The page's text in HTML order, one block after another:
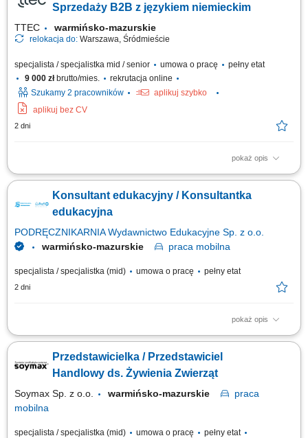
umówionych przez The Point. Umawianiem i przeprowadzaniem rozmów
Sprzedaży B2B z językiem niemieckim
TTEC warmińsko-mazurskie
relokacja do: Warszawa, Śródmieście
specjalista / specjalistka mid / senior umowa o pracę
pełny etat
9 000 złbrutto/mies.
rekrutacja online
Szukamy 2 pracowników
aplikuj szybko
aplikuj bez CV
2 dni
pokaż opis
Opis stanowiska wyszukiwanie i analizowanie potencjalnych klientów
sprzedażowych oraz kwalifikowanie leadów dla zespołu handlowego,
prowadzenie pierwszego kontaktu z potencjalnymi klientami i badanie ich
Konsultant edukacyjny / Konsultantka
edukacyjna
PODRĘCZNIKARNIA Wydawnictwo Edukacyjne Sp. z o.o.
warmińsko-mazurskie
praca mobilna
specjalista / specjalistka (mid) umowa o pracę pełny etat
2 dni
pokaż opis
Opis stanowiska: Pozyskiwanie nowych partnerów biznesowych oraz
wychowawczego; Przeprowadzanie bezpośrednich spotkań handlowych i
prezentacja asortymentu wyposażenia, sprzętu multimedialnego oraz
Przedstawicielka / Przedstawiciel
Handlowy ds. Żywienia Zwierząt
Soymax Sp. z o.o. warmińsko-mazurskie
praca
mobilna
specjalista / specjalistka (mid) umowa o pracę
pełny etat